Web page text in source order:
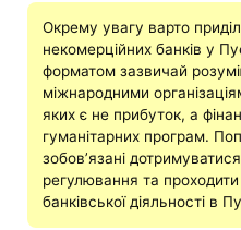
Окрему увагу варто
некомерційних банків у
форматом зазвичай
міжнародними
яких є не прибуток, а
гуманітарних програм.
зобов’язані
регулювання та
банківської діяльності в